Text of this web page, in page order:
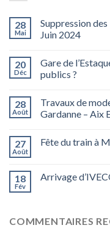
28
Mai
Suppression
Juin 2024
20
Déc
Gare de
publics ?
28
Août
Travaux de
Gardanne – Aix
27
Août
Fête du train à
18
Fév
Arrivage
COMMENTAIRES